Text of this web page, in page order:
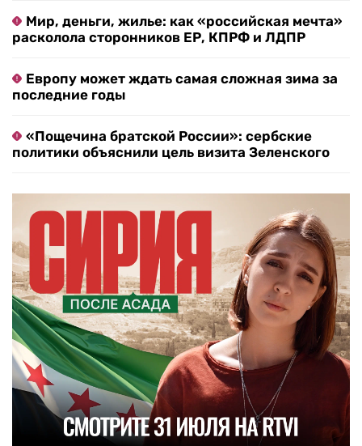
Мир, деньги, жилье: как «российская мечта»
расколола сторонников ЕР, КПРФ и ЛДПР
Европу может ждать самая сложная зима за
последние годы
«Пощечина братской России»: сербские
политики объяснили цель визита Зеленского